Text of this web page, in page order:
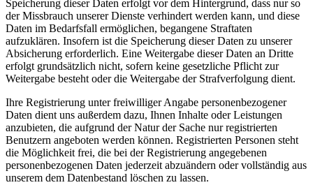
Speicherung dieser Daten erfolgt vor dem Hintergrund, dass nur so
der Missbrauch unserer Dienste verhindert werden kann, und diese
Daten im Bedarfsfall ermöglichen, begangene Straftaten
aufzuklären. Insofern ist die Speicherung dieser Daten zu unserer
Absicherung erforderlich. Eine Weitergabe dieser Daten an Dritte
erfolgt grundsätzlich nicht, sofern keine gesetzliche Pflicht zur
Weitergabe besteht oder die Weitergabe der Strafverfolgung dient.
Ihre Registrierung unter freiwilliger Angabe personenbezogener
Daten dient uns außerdem dazu, Ihnen Inhalte oder Leistungen
anzubieten, die aufgrund der Natur der Sache nur registrierten
Benutzern angeboten werden können. Registrierten Personen steht
die Möglichkeit frei, die bei der Registrierung angegebenen
personenbezogenen Daten jederzeit abzuändern oder vollständig aus
unserem dem Datenbestand löschen zu lassen.